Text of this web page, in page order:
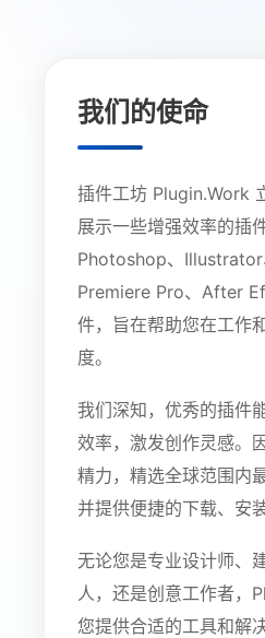
我们的使命
插件工坊 Plugin.Work
展示一些增强效率的插
Photoshop、Illustrator
Premiere Pro、After
件，旨在帮助您在工作
度。
我们深知，优秀的插件
效率，激发创作灵感。
精力，精选全球范围内
并提供便捷的下载、安
无论您是专业设计师、
人，还是创意工作者，
您提供合适的工具和解